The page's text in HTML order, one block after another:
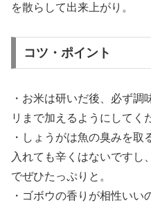
を散らして出来上がり。
コツ・ポイント
・お米は研いだ後、必ず
リまで加えるようにしてく
・しょうがは魚の臭みを
入れても辛くはないですし
でぜひたっぷりと。
・ゴボウの香りが相性いい